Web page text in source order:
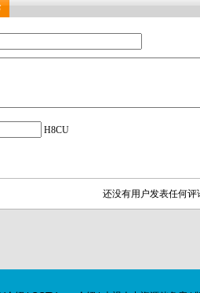
H8CU
还没有用户发表任何评